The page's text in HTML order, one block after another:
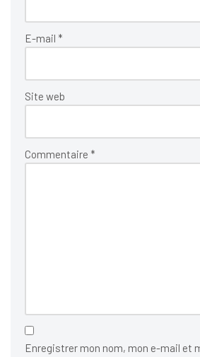
E-mail *
Site web
Commentaire *
Enregistrer mon nom, mon e-mail et